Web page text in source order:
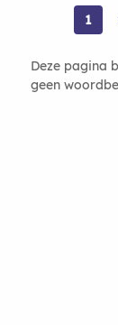
1
Deze pagina
geen